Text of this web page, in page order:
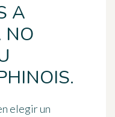
A
NO
elegir un